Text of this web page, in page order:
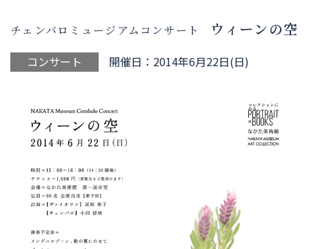
チェンバロミュージアムコンサート ウィーンの空
コンサート 開催日：2014年6月22日(日)